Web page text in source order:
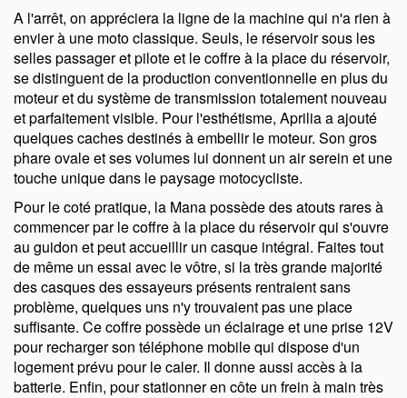
A l'arrêt, on appréciera la ligne de la machine qui n'a rien à
envier à une moto classique. Seuls, le réservoir sous les
selles passager et pilote et le coffre à la place du réservoir,
se distinguent de la production conventionnelle en plus du
moteur et du système de transmission totalement nouveau
et parfaitement visible. Pour l'esthétisme, Aprilia a ajouté
quelques caches destinés à embellir le moteur. Son gros
phare ovale et ses volumes lui donnent un air serein et une
touche unique dans le paysage motocycliste.
Pour le coté pratique, la Mana possède des atouts rares à
commencer par le coffre à la place du réservoir qui s'ouvre
au guidon et peut accueillir un casque intégral. Faites tout
de même un essai avec le vôtre, si la très grande majorité
des casques des essayeurs présents rentraient sans
problème, quelques uns n'y trouvaient pas une place
suffisante. Ce coffre possède un éclairage et une prise 12V
pour recharger son téléphone mobile qui dispose d'un
logement prévu pour le caler. Il donne aussi accès à la
batterie. Enfin, pour stationner en côte un frein à main très